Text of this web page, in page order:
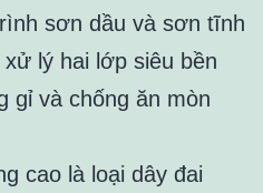
sơn dầu và sơn tĩnh
lý hai lớp siêu bền
gỉ và chống ăn mòn
cao là loại dây đai